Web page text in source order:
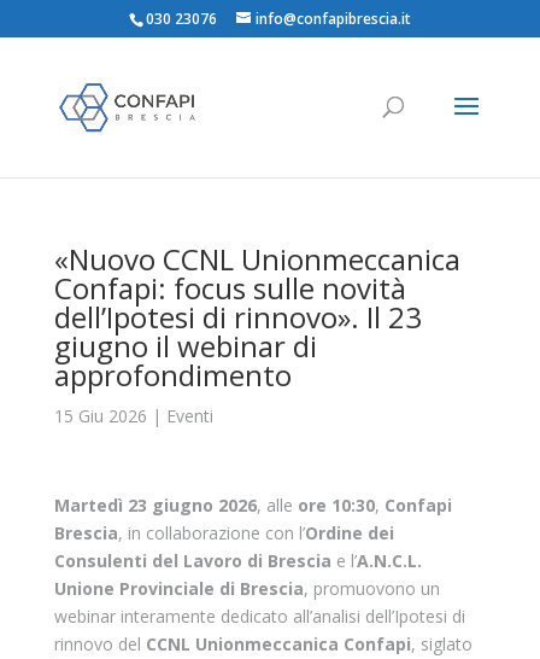
030 23076 info@confapibrescia.it
«Nuovo CCNL Unionmeccanica
Confapi: focus sulle novità
dell’Ipotesi di rinnovo». Il 23
giugno il webinar di
approfondimento
15 Giu 2026 | Eventi
Martedì 23 giugno 2026, alle ore 10:30, Confapi
Brescia, in collaborazione con l’Ordine dei
Consulenti del Lavoro di Brescia e l’A.N.C.L.
Unione Provinciale di Brescia, promuovono un
webinar interamente dedicato all’analisi dell’Ipotesi di
rinnovo del CCNL Unionmeccanica Confapi, siglato